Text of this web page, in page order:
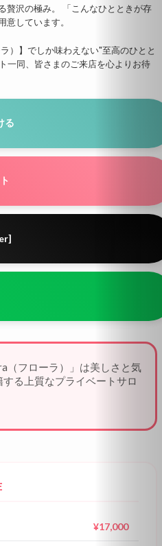
贅沢の極み。 「こんなひとときが存
しています。
）】でしか味わえない"至高のひとと
一同、皆さまのご来店を心よりお待
る
（フローラ）」は美しさと気
る上質なプライベートサロ
¥17,000